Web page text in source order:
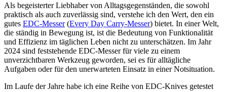
Als begeisterter Liebhaber von Alltagsgegenständen, die sowohl
praktisch als auch zuverlässig sind, verstehe ich den Wert, den ein
gutes EDC-Messer(Every Day Carry-Messer) bietet. In einer Welt,
die ständig in Bewegung ist, ist die Bedeutung von Funktionalität
und Effizienz im täglichen Leben nicht zu unterschätzen. Im Jahr
2024 sind feststehende EDC-Messer für viele zu einem
unverzichtbaren Werkzeug geworden, sei es für alltägliche
Aufgaben oder für den unerwarteten Einsatz in einer Notsituation.
Im Laufe der Jahre habe ich eine Reihe von EDC-Knives getestet